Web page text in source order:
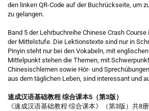
den linken QR-Code auf der Buchrückseite, um
zu gelangen.
Band 5 der Lehrbuchreihe Chinese Crash
der Mittelstufe. Die Lektionstexte sind nur in
Pinyin steht nur bei den Vokabeln, mit
Mittelpunkt stehen die Themen, mit
Chinesischlernen sowie Hör- und
aus dem täglichen Leben, sind interessant und
速成汉语基础教程 综合课本5（第3版）
《速成汉语基础教程·综合课本》（第3版）共8